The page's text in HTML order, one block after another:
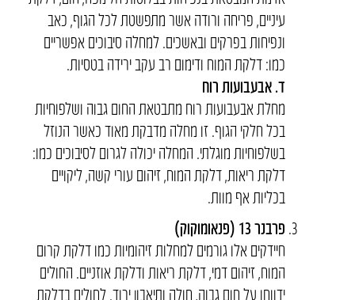
עיניים, פריחה ורודה אשר מתפשטת לכל הגוף, כאב
ונפיחות בפרקים ובאשכים. למחלה סיבוכים אפשריים
כמו: דלקת המוח ודימום רב עקב ירידה בטסיות.
ד. אבעבועות רוח
מחלת אבעבועות רוח מתבטאת החום גבוה ושלפוחיות
בכל חלקי הגוף. זו מחלה מדבקת מאוד כאשר הנוזל
בשלפוחיות מוגלתי. המחלה יכולה לגרום לסיבוכים כמו:
דלקת ריאות, דלקת המוח, זיהום עורי קשה, ליקויים
בכליות אף מוות.
פרבנר 13 (פנאומוקוק)
חיידקים אלו גורמים למחלות זיהומיות כמו דלקת קרום
המוח, זיהום דמי, דלקת ריאות ודלקת אוזניים. החולים
ידווחו על חום גבוה, חולה ותיאבון ירוד. לחולים בדלקת